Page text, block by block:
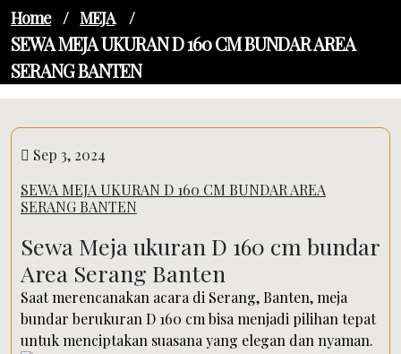
Home / MEJA /
SEWA MEJA UKURAN D 160 CM BUNDAR AREA
SERANG BANTEN
Sep 3, 2024
SEWA MEJA UKURAN D 160 CM BUNDAR AREA
SERANG BANTEN
Sewa Meja ukuran D 160 cm bundar
Area Serang Banten
Saat merencanakan acara di Serang, Banten, meja
bundar berukuran D 160 cm bisa menjadi pilihan tepat
untuk menciptakan suasana yang elegan dan nyaman.